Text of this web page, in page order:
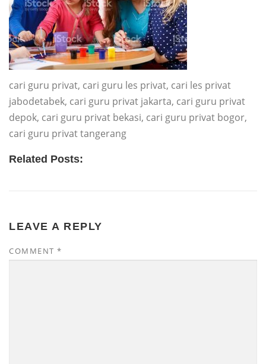
cari guru privat, cari guru les privat, cari les privat
jabodetabek, cari guru privat jakarta, cari guru privat
depok, cari guru privat bekasi, cari guru privat bogor,
cari guru privat tangerang
Related Posts:
LEAVE A REPLY
COMMENT *